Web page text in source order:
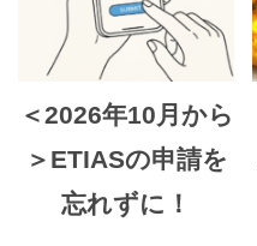
＜2026年10月から
＞ETIASの申請を
忘れずに！